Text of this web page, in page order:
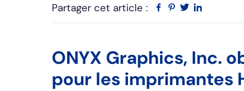
Partager cet article : Facebook
Pinterest
Twitter
ONYX Graphics, Inc.
pour les imprimantes